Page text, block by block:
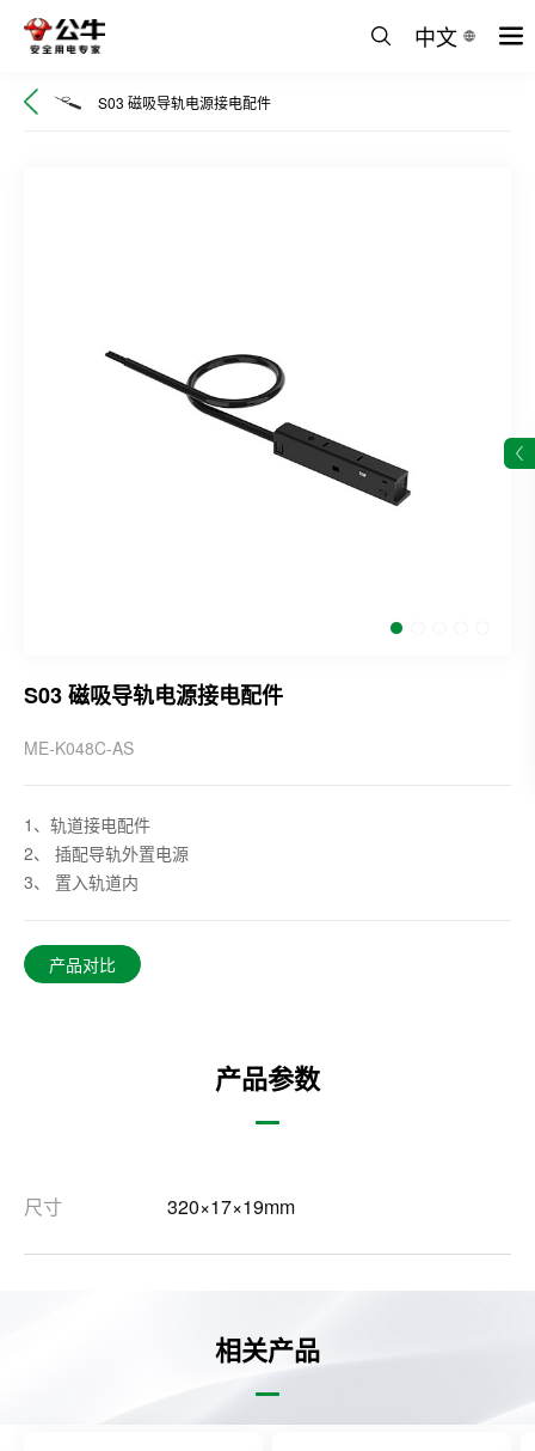
中文
S03 磁吸导轨电源接电配件
S03 磁吸导轨电源接电配件
ME-K048C-AS
1、轨道接电配件
2、 插配导轨外置电源
3、 置入轨道内
产品对比
产品参数
尺寸 320×17×19mm
相关产品